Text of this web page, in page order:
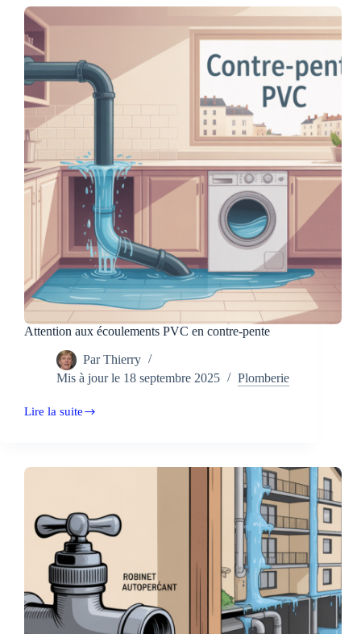
de
l’évacuation
des
toilettes
Attention aux écoulements PVC en contre-pente
Par Thierry
Mis à jour le 18 septembre 2025 Plomberie
Lire la suite
Attention
en